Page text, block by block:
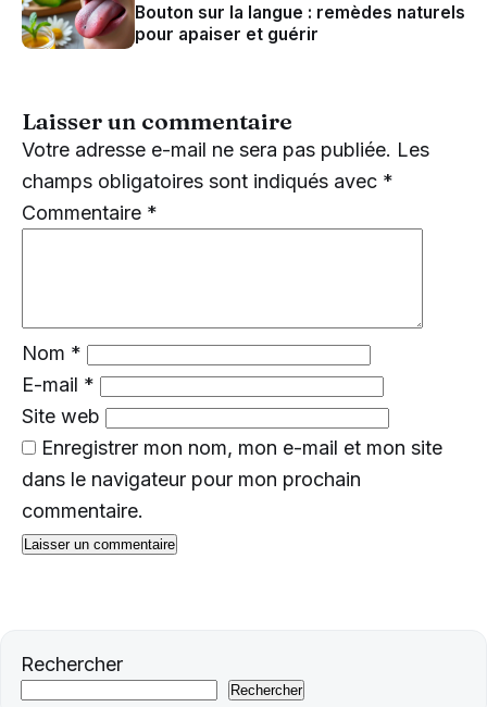
Bouton sur la langue : remèdes naturels
pour apaiser et guérir
Laisser un commentaire
Votre adresse e-mail ne sera pas publiée. Les
champs obligatoires sont indiqués avec *
Commentaire *
Nom *
E-mail *
Site web
Enregistrer mon nom, mon e-mail et mon site
dans le navigateur pour mon prochain
commentaire.
Rechercher
Rechercher